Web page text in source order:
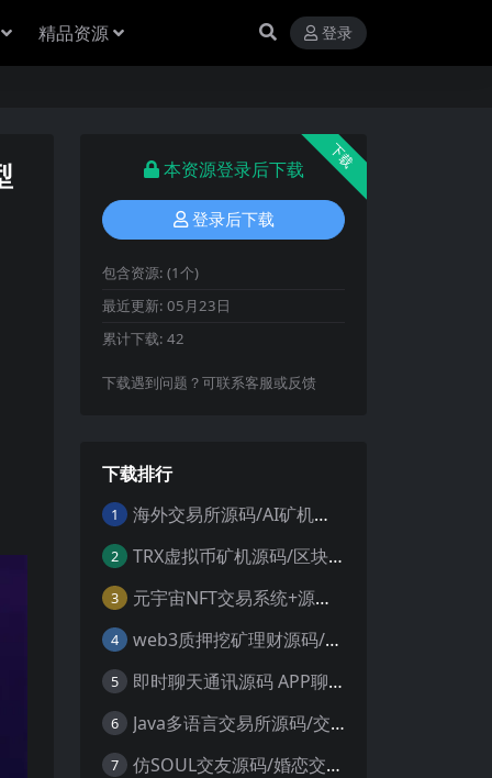
精品资源 登录
下载
本资源登录后下载
登录后下载
包含资源: (1个)
最近更新: 05月23日
累计下载: 42
下载遇到问题？可联系客服或反馈
下载排行
1 海外交易所源码/AI矿机系统源码 加密货币交易所 智能交易所源码
2 TRX虚拟币矿机源码/区块链矿机交易系统源码/支持 4国语言+usdt充值+搭建视频教程
3 元宇宙NFT交易系统+源码数字藏品3D合成+空投盲盒玩法抽集卡
4 web3质押挖矿理财源码/PHP理财源码
5 即时聊天通讯源码 APP聊天通讯源码 安卓+ios带后端源码控制
6 Java多语言交易所源码/交割合约/永续合约/币币/java服务端
7 仿SOUL交友源码/婚恋交友源码/社交友附近人婚恋约仿陌陌APP源码系统